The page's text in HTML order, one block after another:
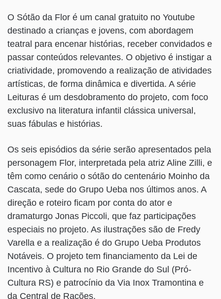
O Sótão da Flor é um canal gratuito no Youtube
destinado a crianças e jovens, com abordagem
teatral para encenar histórias, receber convidados e
passar conteúdos relevantes. O objetivo é instigar a
criatividade, promovendo a realização de atividades
artísticas, de forma dinâmica e divertida. A série
Leituras é um desdobramento do projeto, com foco
exclusivo na literatura infantil clássica universal,
suas fábulas e histórias.
Os seis episódios da série serão apresentados pela
personagem Flor, interpretada pela atriz Aline Zilli, e
têm como cenário o sótão do centenário Moinho da
Cascata, sede do Grupo Ueba nos últimos anos. A
direção e roteiro ficam por conta do ator e
dramaturgo Jonas Piccoli, que faz participações
especiais no projeto. As ilustrações são de Fredy
Varella e a realização é do Grupo Ueba Produtos
Notáveis. O projeto tem financiamento da Lei de
Incentivo à Cultura no Rio Grande do Sul (Pró-
Cultura RS) e patrocínio da Via Inox Tramontina e
da Central de Rações.